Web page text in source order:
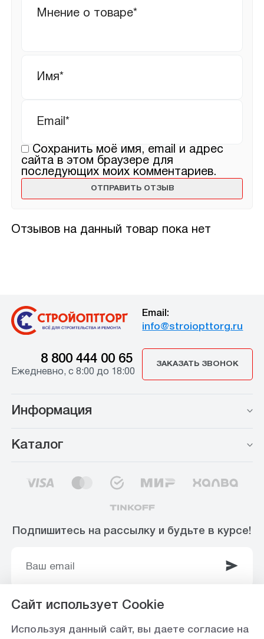
Отзывов на данный товар пока нет
отзыв
Сохранить моё имя, email и адрес
сайта в этом браузере для
последующих моих комментариев.
Email:
info@stroiopttorg.ru
8 800 444 00 65
Ежедневно, с 8:00 до 18:00
ЗАКАЗАТЬ ЗВОНОК
Информация
Каталог
Подпишитесь на рассылку и будьте в курсе!
Сайт использует Cookie
Используя данный сайт, вы даете согласие на